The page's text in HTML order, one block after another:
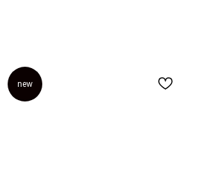
new